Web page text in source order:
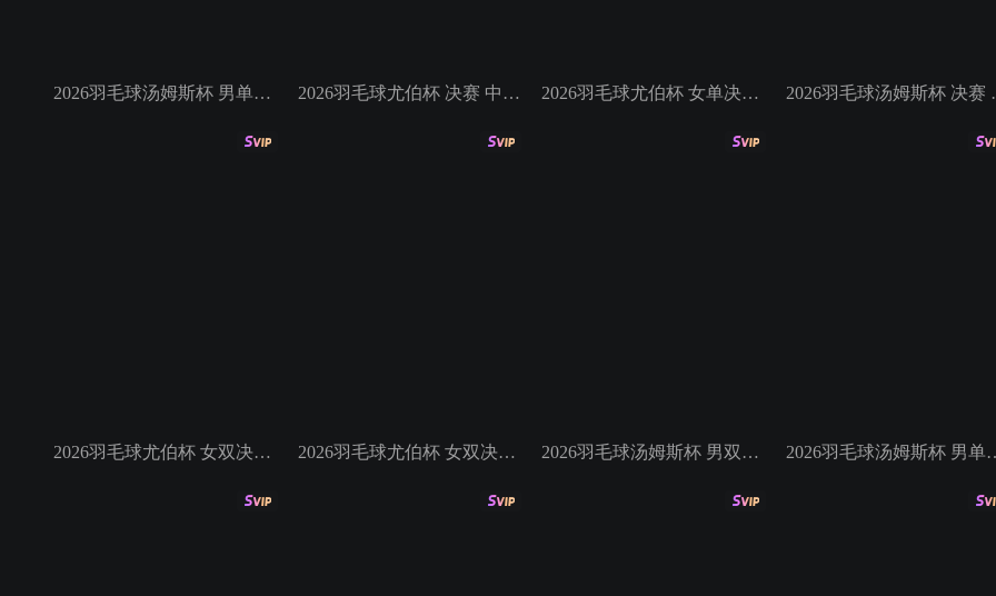
2026羽毛球汤姆斯杯 男单半决赛 李诗沣VS马格纳斯 2026羽毛球尤伯杯 决赛 中国VS韩国 2026羽毛球尤伯杯 女单决赛 王祉怡VS安洗莹 2026
2026羽毛球尤伯杯 女双决赛 贾一凡/张殊贤VS白荷娜/金慧贞 2026羽毛球尤伯杯 女双决赛 刘圣书/谭宁VS郑娜银/李绍希 2026羽毛球汤姆斯杯 男双半决赛 梁伟铿/王昶VS阿斯特鲁普/安德斯 2026羽毛球汤姆斯杯 男